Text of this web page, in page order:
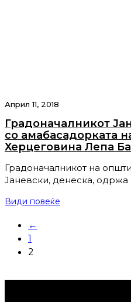
Април 11, 2018
Градоначалникот
со амабасадорката
Херцеговина Лепа
Градоначалникот на
Јаневски, денеска, одржа
Види повеќе
←
1
2